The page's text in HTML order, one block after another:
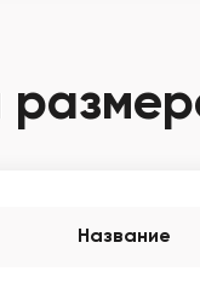
Название